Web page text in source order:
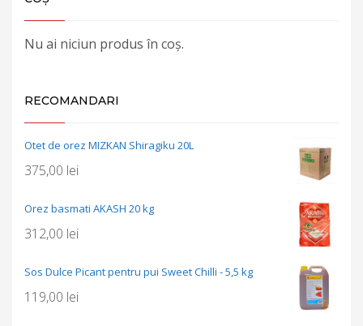
Nu ai niciun produs în coș.
RECOMANDARI
Otet de orez MIZKAN Shiragiku 20L
375,00 lei
Orez basmati AKASH 20 kg
312,00 lei
Sos Dulce Picant pentru pui Sweet Chilli - 5,5 kg
119,00 lei